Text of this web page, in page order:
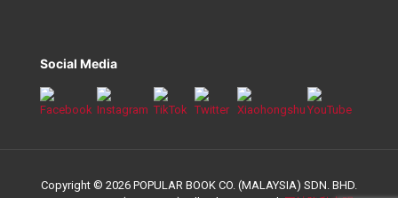
Social Media
Copyright © 2026 POPULAR BOOK CO. (MALAYSIA) SDN. BHD.